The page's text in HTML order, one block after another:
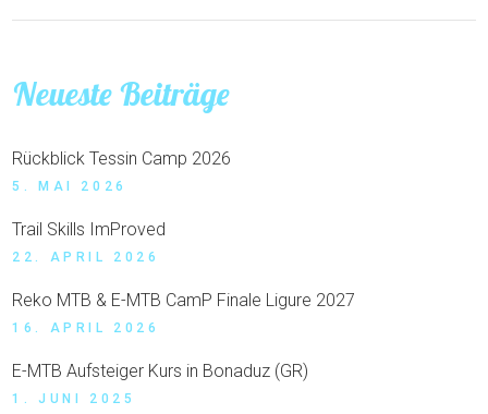
Neueste Beiträge
Rückblick Tessin Camp 2026
5. MAI 2026
Trail Skills ImProved
22. APRIL 2026
Reko MTB & E-MTB CamP Finale Ligure 2027
16. APRIL 2026
E-MTB Aufsteiger Kurs in Bonaduz (GR)
1. JUNI 2025